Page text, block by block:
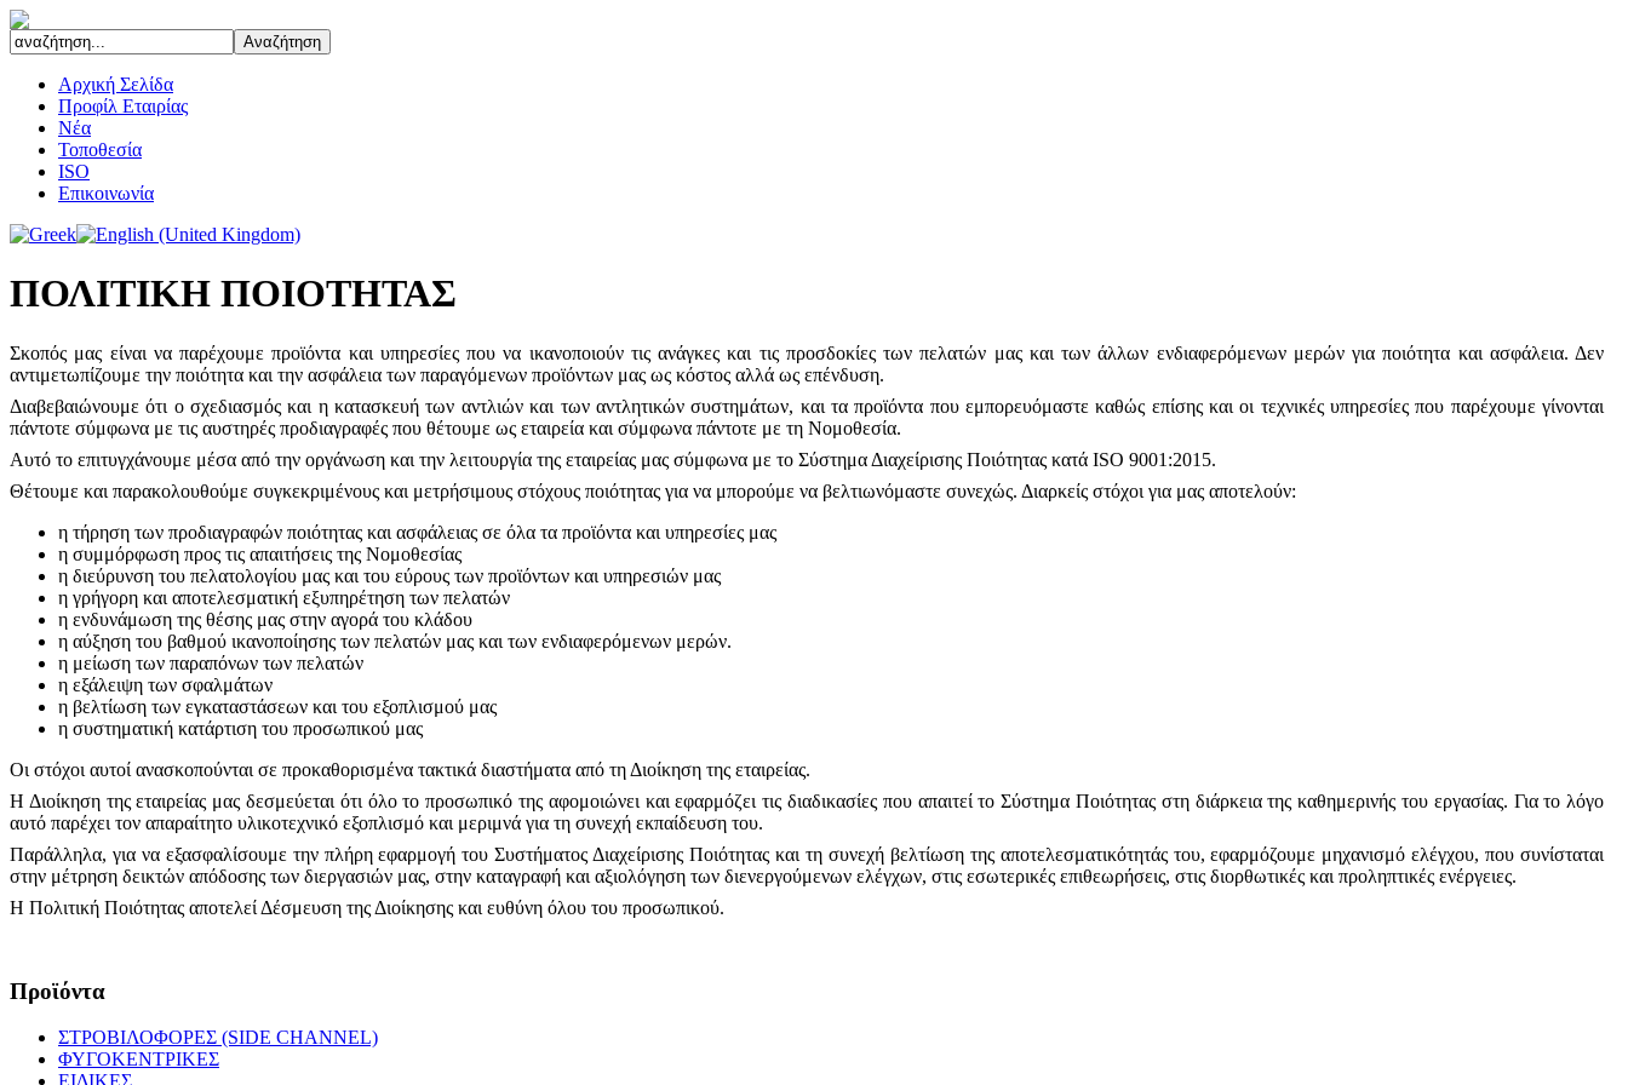
Αρχική Σελίδα
Προφίλ Εταιρίας
Νέα
Τοποθεσία
ISO
Επικοινωνία
ΠΟΛΙΤΙΚΗ ΠΟΙΟΤΗΤΑΣ
Σκοπός μας είναι να παρέχουμε προϊόντα και υπηρεσίες που να ικανοποιούν τις ανάγκες και τις προσδοκίες των πελατών μας και των άλλων ενδιαφερόμενων μερών για ποιότητα και ασφάλεια. Δεν
αντιμετωπίζουμε την ποιότητα και την ασφάλεια των παραγόμενων προϊόντων μας ως κόστος αλλά ως επένδυση.
Διαβεβαιώνουμε ότι ο σχεδιασμός και η κατασκευή των αντλιών και των αντλητικών συστημάτων, και τα προϊόντα που εμπορευόμαστε καθώς επίσης και οι τεχνικές υπηρεσίες που παρέχουμε γίνονται
πάντοτε σύμφωνα με τις αυστηρές προδιαγραφές που θέτουμε ως εταιρεία και σύμφωνα πάντοτε με τη Νομοθεσία.
Αυτό το επιτυγχάνουμε μέσα από την οργάνωση και την λειτουργία της εταιρείας μας σύμφωνα με το Σύστημα Διαχείρισης Ποιότητας κατά ISO 9001:2015.
Θέτουμε και παρακολουθούμε συγκεκριμένους και μετρήσιμους στόχους ποιότητας για να μπορούμε να βελτιωνόμαστε συνεχώς. Διαρκείς στόχοι για μας αποτελούν:
η τήρηση των προδιαγραφών ποιότητας και ασφάλειας σε όλα τα προϊόντα και υπηρεσίες μας
η συμμόρφωση προς τις απαιτήσεις της Νομοθεσίας
η διεύρυνση του πελατολογίου μας και του εύρους των προϊόντων και υπηρεσιών μας
η γρήγορη και αποτελεσματική εξυπηρέτηση των πελατών
η ενδυνάμωση της θέσης μας στην αγορά του κλάδου
η αύξηση του βαθμού ικανοποίησης των πελατών μας και των ενδιαφερόμενων μερών.
η μείωση των παραπόνων των πελατών
η εξάλειψη των σφαλμάτων
η βελτίωση των εγκαταστάσεων και του εξοπλισμού μας
η συστηματική κατάρτιση του προσωπικού μας
Οι στόχοι αυτοί ανασκοπούνται σε προκαθορισμένα τακτικά διαστήματα από τη Διοίκηση της εταιρείας.
Η Διοίκηση της εταιρείας μας δεσμεύεται ότι όλο το προσωπικό της αφομοιώνει και εφαρμόζει τις διαδικασίες που απαιτεί το Σύστημα Ποιότητας στη διάρκεια της καθημερινής του εργασίας. Για το λόγο
αυτό παρέχει τον απαραίτητο υλικοτεχνικό εξοπλισμό και μεριμνά για τη συνεχή εκπαίδευση του.
Παράλληλα, για να εξασφαλίσουμε την πλήρη εφαρμογή του Συστήματος Διαχείρισης Ποιότητας και τη συνεχή βελτίωση της αποτελεσματικότητάς του, εφαρμόζουμε μηχανισμό ελέγχου, που συνίσταται
στην μέτρηση δεικτών απόδοσης των διεργασιών μας, στην καταγραφή και αξιολόγηση των διενεργούμενων ελέγχων, στις εσωτερικές επιθεωρήσεις, στις διορθωτικές και προληπτικές ενέργειες.
Η Πολιτική Ποιότητας αποτελεί Δέσμευση της Διοίκησης και ευθύνη όλου του προσωπικού.
Προϊόντα
ΣΤΡΟΒΙΛΟΦΟΡΕΣ (SIDE CHANNEL)
ΦΥΓΟΚΕΝΤΡΙΚΕΣ